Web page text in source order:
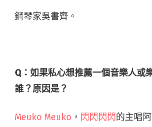
鋼琴家吳書齊。
Q：如果私心想推薦一個音樂人或
誰？原因是？
Meuko Meuko ， 閃閃閃閃的主唱